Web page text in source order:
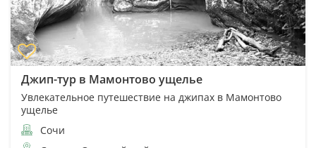
Джип-тур в Мамонтово ущелье
Увлекательное путешествие на джипах в Мамонтово
ущелье
Сочи